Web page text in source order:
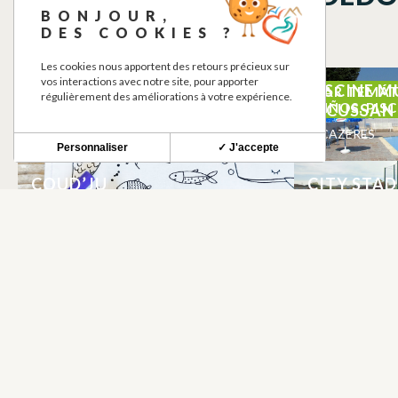
BEBEDEROS DE AGUA POTABLE
POINT D’EAU POTABLE
BAR
NIÑOS,
PISCINE
CAZERES
COUD’JU CITY
BONJOUR,
DES COOKIES ?
Les cookies nous apportent des retours précieux sur
vos interactions avec notre site, pour apporter
régulièrement des améliorations à votre expérience.
✓ J'accepte
Personnaliser